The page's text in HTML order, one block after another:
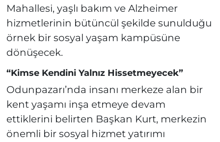
Mahallesi, yaşlı bakım ve Alzheimer
hizmetlerinin bütüncül şekilde sunulduğu
örnek bir sosyal yaşam kampüsüne
dönüşecek.
“Kimse Kendini Yalnız Hissetmeyecek”
Odunpazarı’nda insanı merkeze alan bir
kent yaşamı inşa etmeye devam
ettiklerini belirten Başkan Kurt, merkezin
önemli bir sosyal hizmet yatırımı